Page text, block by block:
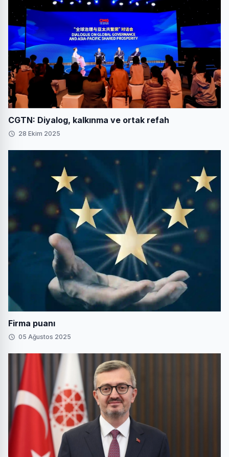
CGTN: Diyalog, kalkınma ve ortak refah
28 Ekim 2025
Firma puanı
05 Ağustos 2025